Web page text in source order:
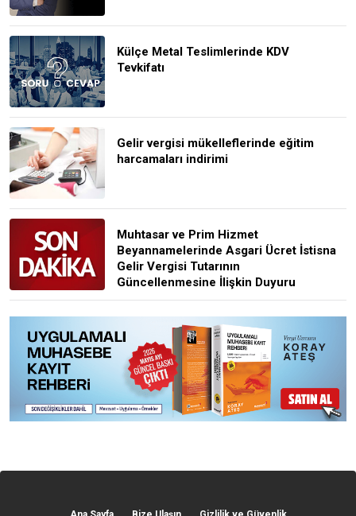
Külçe Metal Teslimlerinde KDV
Tevkifatı
Gelir vergisi mükelleflerinde eğitim
harcamaları indirimi
Muhtasar ve Prim Hizmet
Beyannamelerinde Asgari Ücret İstisna
Gelir Vergisi Tutarının
Güncellenmesine İlişkin Duyuru